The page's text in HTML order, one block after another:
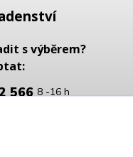
s výběrem?
566 8 -16 h